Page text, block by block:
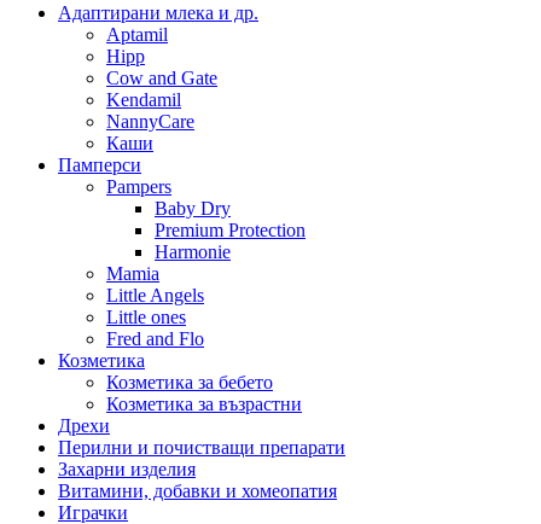
Адаптирани млека и др.
Aptamil
Hipp
Cow and Gate
Kendamil
NannyCare
Каши
Памперси
Pampers
Baby Dry
Premium Protection
Harmonie
Mamia
Little Angels
Little ones
Fred and Flo
Козметика
Козметика за бебето
Козметика за възрастни
Дрехи
Перилни и почистващи препарати
Захарни изделия
Витамини, добавки и хомеопатия
Играчки